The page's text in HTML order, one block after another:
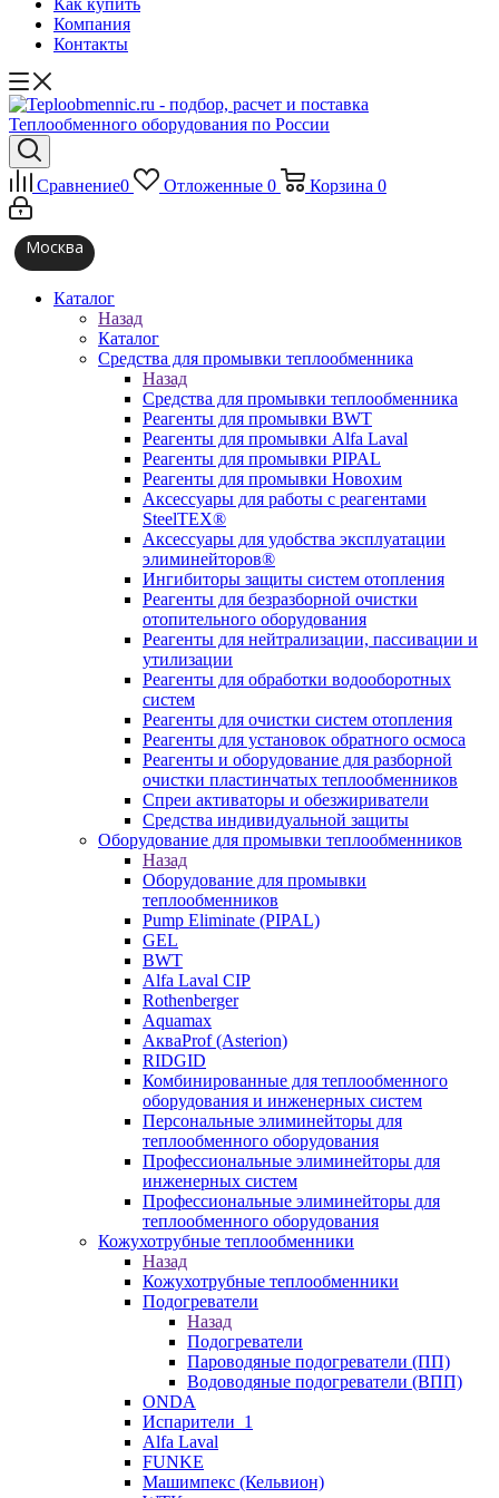
Как купить
Компания
Контакты
Сравнение0 Отложенные 0 Корзина 0
Москва
Каталог
Назад
Каталог
Средства для промывки теплообменника
Назад
Средства для промывки теплообменника
Реагенты для промывки BWT
Реагенты для промывки Alfa Laval
Реагенты для промывки PIPAL
Реагенты для промывки Новохим
Аксессуары для работы с реагентами
SteelTEX®
Аксессуары для удобства эксплуатации
элиминейторов®
Ингибиторы защиты систем отопления
Реагенты для безразборной очистки
отопительного оборудования
Реагенты для нейтрализации, пассивации и
утилизации
Реагенты для обработки водооборотных
систем
Реагенты для очистки систем отопления
Реагенты для установок обратного осмоса
Реагенты и оборудование для разборной
очистки пластинчатых теплообменников
Спреи активаторы и обезжириватели
Средства индивидуальной защиты
Оборудование для промывки теплообменников
Назад
Оборудование для промывки
теплообменников
Pump Eliminate (PIPAL)
GEL
BWT
Alfa Laval CIP
Rothenberger
Aquamax
АкваProf (Asterion)
RIDGID
Комбинированные для теплообменного
оборудования и инженерных систем
Персональные элиминейторы для
теплообменного оборудования
Профессиональные элиминейторы для
инженерных систем
Профессиональные элиминейторы для
теплообменного оборудования
Кожухотрубные теплообменники
Назад
Кожухотрубные теплообменники
Подогреватели
Назад
Подогреватели
Пароводяные подогреватели (ПП)
Водоводяные подогреватели (ВПП)
ONDA
Испарители_1
Alfa Laval
FUNKE
Машимпекс (Кельвион)